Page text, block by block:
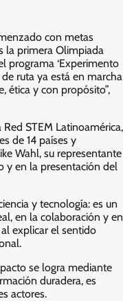
con metas
la primera Olimpiada
programa ‘Experimento
ruta ya está en marcha
ética y con propósito”,
STEM Latinoamérica,
de 14 países y
Wahl, su representante
y en la presentación del
y tecnología: es un
en la colaboración y en
explicar el sentido
se logra mediante
duradera, es
actores.